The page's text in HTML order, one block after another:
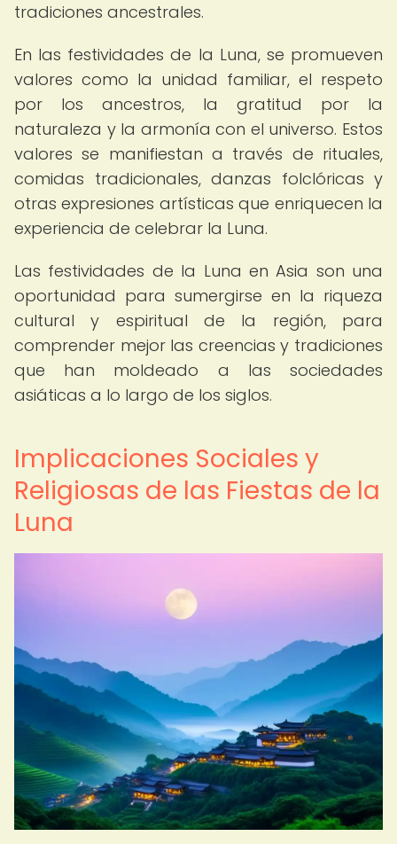
tradiciones ancestrales.
En las festividades de la Luna, se promueven
valores como la unidad familiar, el respeto
por los ancestros, la gratitud por la
naturaleza y la armonía con el universo. Estos
valores se manifiestan a través de rituales,
comidas tradicionales, danzas folclóricas y
otras expresiones artísticas que enriquecen la
experiencia de celebrar la Luna.
Las festividades de la Luna en Asia son una
oportunidad para sumergirse en la riqueza
cultural y espiritual de la región, para
comprender mejor las creencias y tradiciones
que han moldeado a las sociedades
asiáticas a lo largo de los siglos.
Implicaciones Sociales y
Religiosas de las Fiestas de la
Luna